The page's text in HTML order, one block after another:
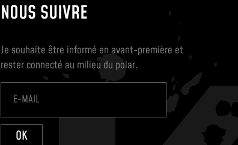
NOUS SUIVRE
Je souhaite être informé en avant-première et
rester connecté au milieu du polar.
OK